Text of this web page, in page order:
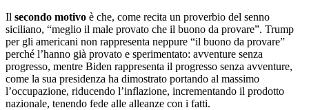
Il secondo motivo è che, come recita un proverbio del senno
siciliano, “meglio il male provato che il buono da provare”. Trump
per gli americani non rappresenta neppure “il buono da provare”
perché l’hanno già provato e sperimentato: avventure senza
progresso, mentre Biden rappresenta il progresso senza avventure,
come la sua presidenza ha dimostrato portando al massimo
l’occupazione, riducendo l’inflazione, incrementando il prodotto
nazionale, tenendo fede alle alleanze con i fatti.